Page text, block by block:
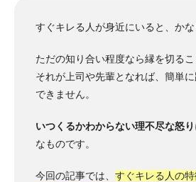
すぐキレる人が身近にいると、かな
ただの知り合い程度なら縁を切るこ
それが上司や先輩となれば、簡単
できません。
いつくるかわからない理不尽な怒り
なものです。
今回の記事では、 すぐキレる人の